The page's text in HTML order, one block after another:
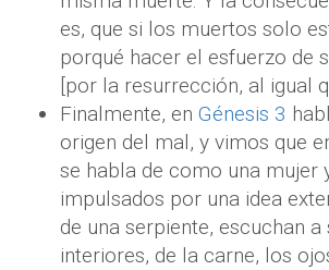
es, que si los muertos solo
porqué hacer el esfuerzo de
[por la resurrección, al igual
Finalmente, en Génesis 3
origen del mal, y vimos que
se habla de como una mujer
impulsados por una idea
de una serpiente, escuchan a
interiores, de la carne, los